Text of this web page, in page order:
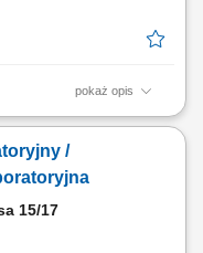
pokaż opis
oraz realizacja
praca z
/
15/17